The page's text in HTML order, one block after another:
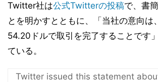
Twitter社は公式Twitterの投稿で、書
とを明かすとともに、「当社の意向は
54.20ドルで取引を完了することです
ている。
Twitter issued this statement